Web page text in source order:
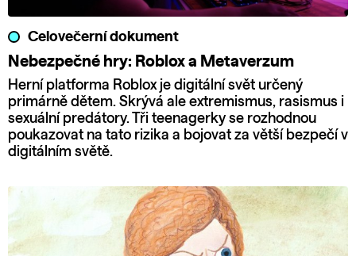
Celovečerní dokument
Nebezpečné hry: Roblox a Metaverzum
Herní platforma Roblox je digitální svět určený
primárně dětem. Skrývá ale extremismus, rasismus i
sexuální predátory. Tři teenagerky se rozhodnou
poukazovat na tato rizika a bojovat za větší bezpečí v
digitálním světě.